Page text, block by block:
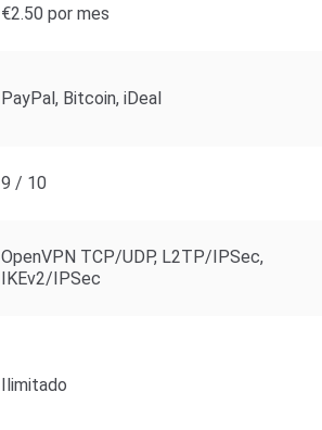
€2.50 por mes
PayPal, Bitcoin, iDeal
9 / 10
OpenVPN TCP/UDP, L2TP/IPSec,
IKEv2/IPSec
Ilimitado